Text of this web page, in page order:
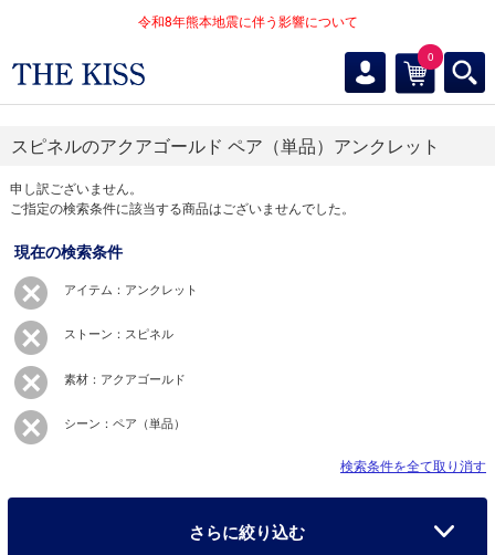
令和8年熊本地震に伴う影響について
0
スピネルのアクアゴールド ペア（単品）アンクレット
申し訳ございません。
ご指定の検索条件に該当する商品はございませんでした。
現在の検索条件
アイテム：アンクレット
ストーン：スピネル
素材：アクアゴールド
シーン：ペア（単品）
検索条件を全て取り消す
さらに絞り込む